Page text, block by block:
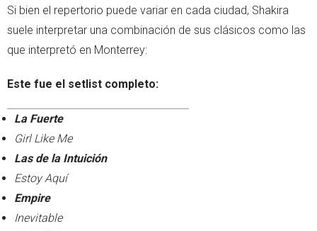
Si bien el repertorio puede variar en cada ciudad, Shakira
suele interpretar una combinación de sus clásicos como las
que interpretó en Monterrey:
Este fue el setlist completo:
La Fuerte
Girl Like Me
Las de la Intuición
Estoy Aquí
Empire
Inevitable